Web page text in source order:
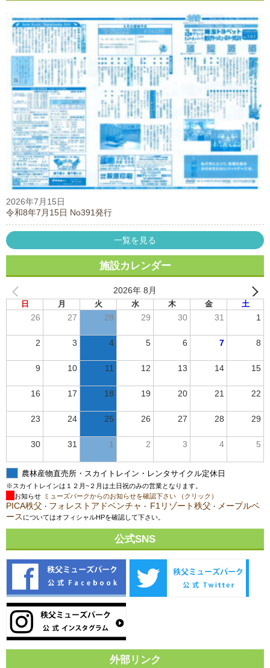
2026年7月15日
令和8年7月15日 No391発行
一覧を見る
施設カレンダー
2026年 8月
日 月 火 水 木 金 土
26 27 28 29 30 31 1
2 3 4 5 6 7 8
9 10 11 12 13 14 15
16 17 18 19 20 21 22
23 24 25 26 27 28 29
30 31 1 2 3 4 5
農林産物直売所・スカイトレイン・レンタサイクル定休日
※スカイトレインは１２月~２月は土日祝のみの営業となります。
お知らせ ミューズパークからのお知らせを確認下さい （クリック）
PICA秩父 ・ フォレストアドベンチャ ・ F1リゾート秩父 ・ メープルベ
ース についてはオフィシャルHPを確認して下さい。
公式SNS
外部リンク